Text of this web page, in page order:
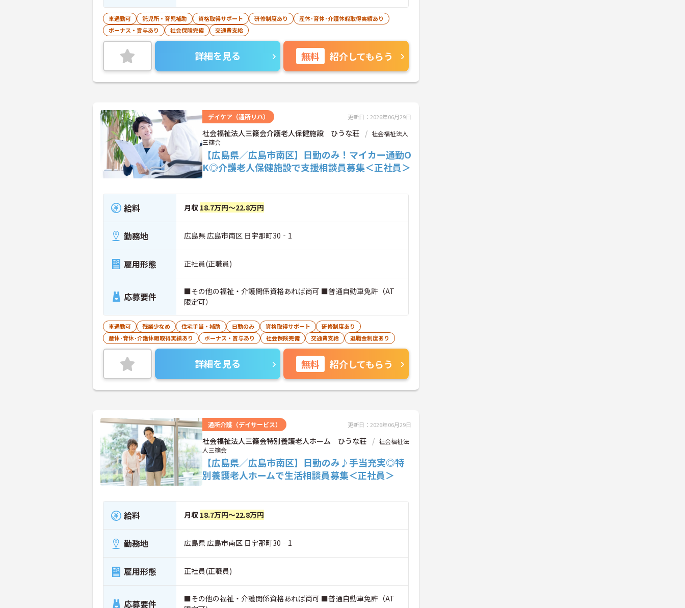
車通勤可 託児所・育児補助 資格取得サポート 研修制度あり
産休･育休･介護休暇取得実績あり
ボーナス・賞与あり
社会保険完備 交通費支給
詳細を見る 無料 紹介してもらう
デイケア（通所リハ） 更新日：2026年06月29日
社会福祉法人三篠会介護老人保健施設 ひうな荘
社会福祉法人
三篠会
【広島県／広島市南区】日勤のみ！マイカー通勤O
K◎介護老人保健施設で支援相談員募集＜正社員＞
給料 月収 18.7万円～22.8万円
勤務地 広島県 広島市南区 日宇那町30‐1
雇用形態 正社員(正職員)
応募要件
■その他の福祉・介護関係資格あれば尚可 ■普通自動車免許（AT
限定可）
車通勤可 残業少なめ 住宅手当・補助 日勤のみ 資格取得サポート
研修制度あり
産休･育休･介護休暇取得実績あり
ボーナス・賞与あり 社会保険完備 交通費支給 退職金制度あり
詳細を見る 無料 紹介してもらう
通所介護（デイサービス） 更新日：2026年06月29日
社会福祉法人三篠会特別養護老人ホーム ひうな荘
社会福祉法
人三篠会
【広島県／広島市南区】日勤のみ♪手当充実◎特
別養護老人ホームで生活相談員募集＜正社員＞
給料 月収 18.7万円～22.8万円
勤務地 広島県 広島市南区 日宇那町30‐1
雇用形態 正社員(正職員)
応募要件
■その他の福祉・介護関係資格あれば尚可 ■普通自動車免許（AT